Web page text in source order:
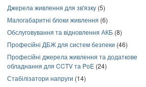
Джерела живлення для зв'язку (5)
Малогабаритні блоки живлення (6)
Обслуговування та відновлення АКБ (8)
Професійні ДБЖ для систем безпеки (46)
Професійні джерела живлення та додаткове
обладнання для CCTV та PoE (24)
Стабілізатори напруги (14)